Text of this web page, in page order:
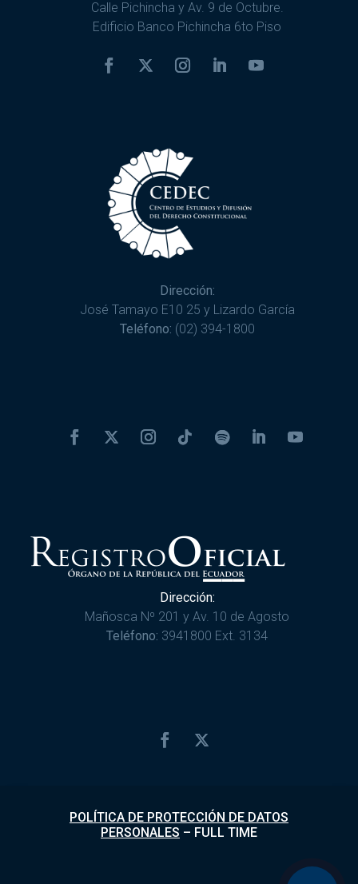
Calle Pichincha y Av. 9 de Octubre.
Edificio Banco Pichincha 6to Piso
Dirección:
José Tamayo E10 25 y Lizardo García
Teléfono: (02) 394-1800
Dirección:
Mañosca Nº 201 y Av. 10 de Agosto
Teléfono: 3941800 Ext. 3134
POLÍTICA DE PROTECCIÓN DE DATOS
PERSONALES – FULL TIME